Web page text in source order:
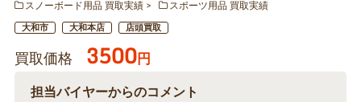
スノーボード用品 買取実績
スポーツ用品 買取実績
大和市 大和本店 店頭買取
買取価格 3500円
担当バイヤーからのコメント